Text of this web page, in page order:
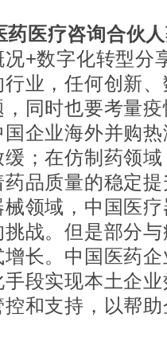
药医疗咨询合伙
况+数字化转型分
业，任何创新
同时也要考量
企业海外并购
；在仿制药领
品质量的稳定
械领域，中国医
战。但是部分
长。中国医药
段实现本土企
和支持，以帮